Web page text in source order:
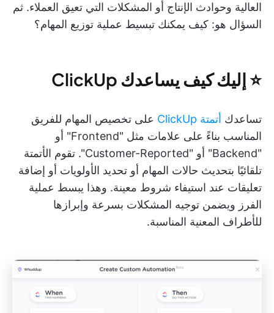
العالية وحوادث الإنتاج أو المشكلات التي تعيق العملاء. ثم
السؤال هو: كيف يمكنك تبسيط عملية توزيع المهام؟
⭐️ إليك كيف يساعدك ClickUp
تساعدك أتمتة ClickUp
على تخصيص المهام للفريق
المناسب بناءً على علامات مثل "Frontend" أو
"Backend" أو "Customer-Reported". تقوم الأتمتة
تلقائيًا بتحديث حالات المهام أو تحديد الأولويات أو إضافة
تعليقات عند استيفاء شروط معينة. وهذا يبسط عملية
الفرز ويضمن توجيه المشكلات بسرعة وإبرازها
للأطراف المعنية المناسبة.